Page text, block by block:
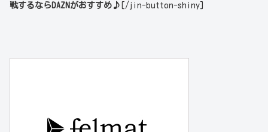
戦するならDAZNがおすすめ♪ [/jin-button-shiny]